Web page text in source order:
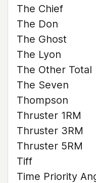
The Chief
The Don
The Ghost
The Lyon
The Other Total
The Seven
Thompson
Thruster 1RM
Thruster 3RM
Thruster 5RM
Tiff
Time Priority